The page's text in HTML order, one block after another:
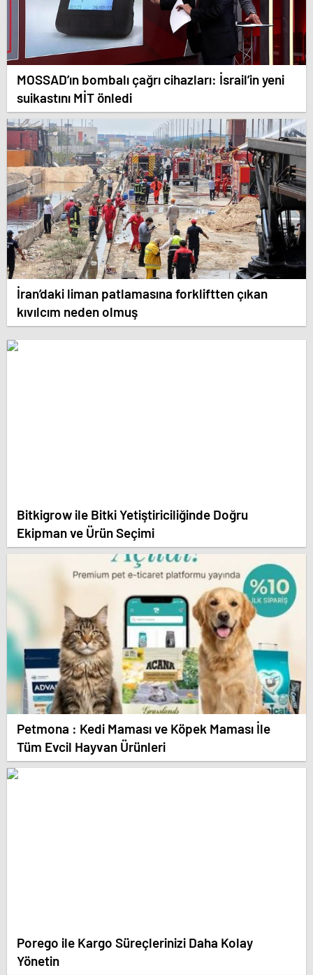
MOSSAD’ın bombalı çağrı cihazları: İsrail’in yeni
suikastını MİT önledi
İran’daki liman patlamasına forkliftten çıkan
kıvılcım neden olmuş
Bitkigrow ile Bitki Yetiştiriciliğinde Doğru
Ekipman ve Ürün Seçimi
Petmona : Kedi Maması ve Köpek Maması İle
Tüm Evcil Hayvan Ürünleri
Porego ile Kargo Süreçlerinizi Daha Kolay
Yönetin